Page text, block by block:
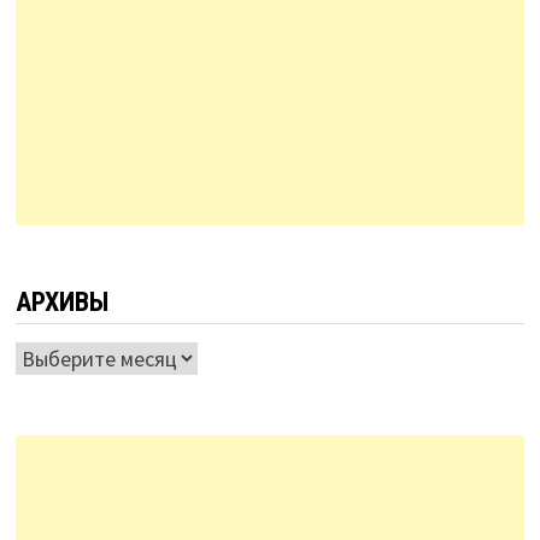
АРХИВЫ
Архивы